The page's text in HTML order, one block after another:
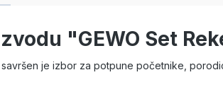
"GEWO Set
savršen je izbor za potpune početnike,